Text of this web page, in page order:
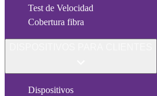
Test de Velocidad
Cobertura fibra
Dispositivos